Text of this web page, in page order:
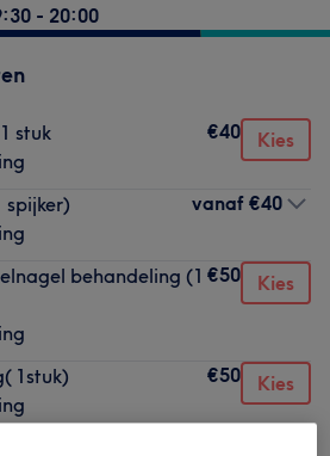
- 20:00
stuk
€40 Kies
spijker)
vanaf €40
behandeling (1 €50 Kies
1stuk)
€50 Kies